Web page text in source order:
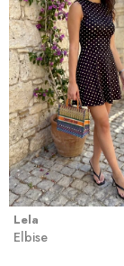
Lela
Elbise